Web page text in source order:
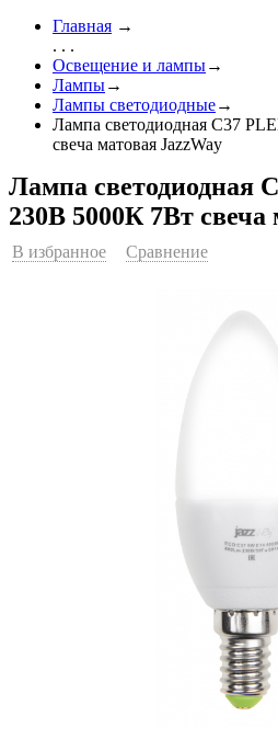
Главная →
. . .
Освещение и лампы→
Лампы→
Лампы светодиодные→
Лампа светодиодная C37
свеча матовая JazzWay
Лампа светодиодная
230В 5000К 7Вт свеча
В избранное Сравнение